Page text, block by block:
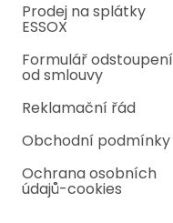
Prodej na splátky
ESSOX
Formulář odstoupení
od smlouvy
Reklamační řád
Obchodní podmínky
Ochrana osobních
údajů-cookies